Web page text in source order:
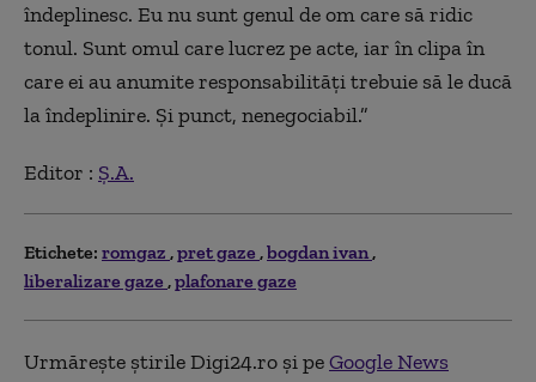
îndeplinesc. Eu nu sunt genul de om care să ridic
tonul. Sunt omul care lucrez pe acte, iar în clipa în
care ei au anumite responsabilități trebuie să le ducă
la îndeplinire. Și punct, nenegociabil.”
Editor : Ș.A.
Etichete: romgaz pret gaze bogdan ivan
liberalizare gaze plafonare gaze
Urmărește știrile Digi24.ro și peGoogle News